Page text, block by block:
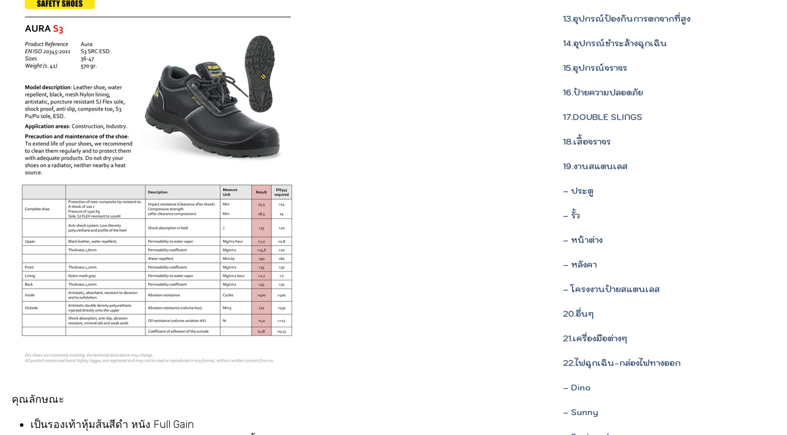
คุณลักษณะ
เป็นรองเท้าหุ้มส้นสีดำ หนัง Full Gain
13.อุปกรณ์ป้องกันการตกจากที่สูง
14.อุปกรณ์ชำระล้างฉุกเฉิน
15.อุปกรณ์จราจร
16.ป้ายความปลอดภัย
17.DOUBLE SLINGS
18.เสื้อจราจร
19.งานสแตนเลส
– ประตู
– รั้ว
– หน้าต่าง
– หลังคา
– โครงงานป้ายสแตนเลส
20.อื่นๆ
21.เครื่องมือต่างๆ
22.ไฟฉุกเฉิน-กล่องไฟทางออก
– Dino
– Sunny